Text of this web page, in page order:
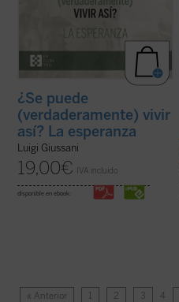
¿Se puede
(verdaderamente) vivir
así? La esperanza
Luigi Giussani
19,00€ IVA incluido
disponible en ebook:
« Anterior 1 2 3 4